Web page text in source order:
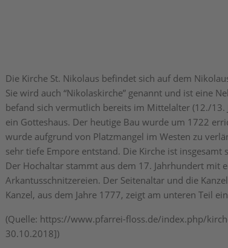
Die Kirche St. Nikolaus befindet sich auf dem
Sie wird auch “Nikolaskirche” genannt und ist eine
befand sich vermutlich bereits im Mittelalter (12./
ein Gotteshaus. Der heutige Bau wurde um 1722
wurde aufgrund von Platzmangel im Westen zu
sehr tiefe Empore entstand. Die Kirche ist insgesamt
Der Hochaltar stammt aus dem 17. Jahrhundert mit
Arkantusschnitzereien. Der Seitenaltar und die
Kanzel, aus dem Jahre 1777, zeigt am unteren Teil
(Quelle: https://www.pfarrei-floss.de/index.php/
30.10.2018])